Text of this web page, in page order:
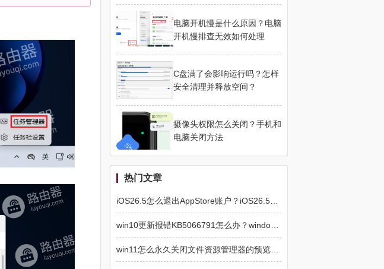
电脑开机慢是什么原因？电脑
开机慢排查无效如何处理
C盘满了会影响运行吗？怎样
安全清理并释放空间？
摄像头权限怎么关闭？手机和
电脑关闭方法
热门文章